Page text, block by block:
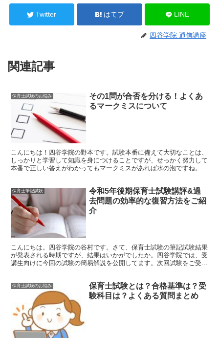
Twitter はてブ LINE
四谷学院 通信講座
関連記事
保育士試験のお悩み
その1問が合否を分ける！よくあ
るマークミスについて
こんにちは！四谷学院の野本です。試験本番に備えて大切なことは、
しっかりと学習して知識を身につけることですが、せっかく努力して
本番で正しい答えがわかってもマークミスがあれば水の泡ですね。み
保育士筆記試験
令和5年後期保育士試験講評&過
去問題の効率的な復習方法をご紹
介
こんにちは。四谷学院の谷村です。さて、保育士試験の筆記試験結果
が発表される時期ですが、結果はいかがでしたか。四谷学院では、受
講生向けに今回の試験の簡易解説を公開してます。次回試験をご受験
保育士試験のお悩み
保育士試験とは？合格基準は？受
験科目は？よくある質問まとめ